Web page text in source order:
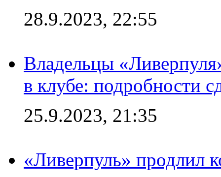
28.9.2023, 22:55
Владельцы
в клубе: подробности
25.9.2023, 21:35
«Ливерпуль» продлил